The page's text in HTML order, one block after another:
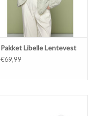
Pakket Libelle Lentevest
€69,99